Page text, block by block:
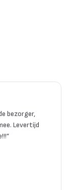
bezorger,
Levertijd
”